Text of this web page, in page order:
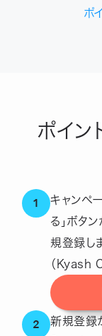
ポ
ポイン
1
キャンペ
る」ボタ
規登録し
（Kyash
2
新規登録